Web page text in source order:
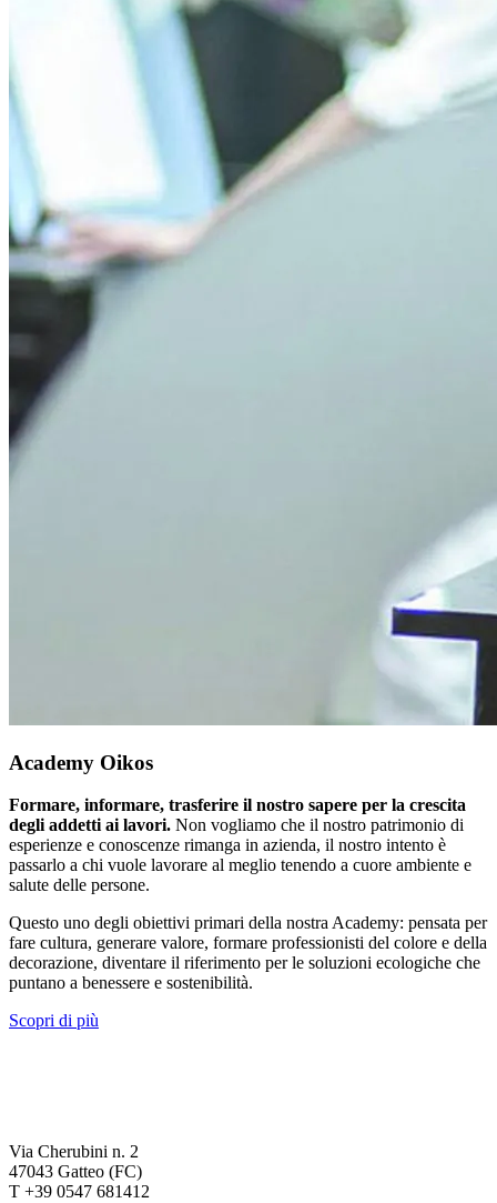
Academy Oikos
Formare, informare, trasferire il nostro sapere per la crescita
degli addetti ai lavori. Non vogliamo che il nostro patrimonio di
esperienze e conoscenze rimanga in azienda, il nostro intento è
passarlo a chi vuole lavorare al meglio tenendo a cuore ambiente e
salute delle persone.
Questo uno degli obiettivi primari della nostra Academy: pensata per
fare cultura, generare valore, formare professionisti del colore e della
decorazione, diventare il riferimento per le soluzioni ecologiche che
puntano a benessere e sostenibilità.
Scopri di più
Via Cherubini n. 2
47043 Gatteo (FC)
T +39 0547 681412